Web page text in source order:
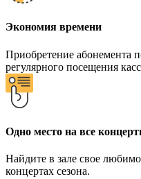
Экономия времени
Приобретение абонемента
регулярного посещения
Одно место на все
Найдите в зале свое
концертах сезона.